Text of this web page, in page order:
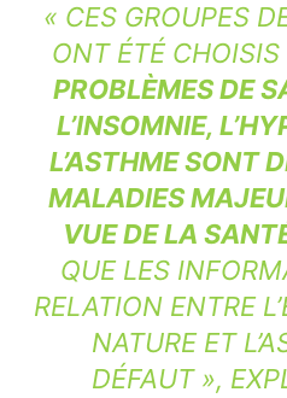
« CES GROUPES
ONT ÉTÉ CHOISIS
PROBLÈMES DE
L’INSOMNIE,
L’ASTHME SONT
MALADIES
VUE DE LA
QUE LES
RELATION ENTRE
NATURE ET
DÉFAUT»,